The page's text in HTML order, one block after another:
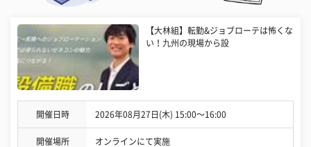
【大林組】転勤&ジョブローテは怖くな
い！九州の現場から設
開催日時 2026年08月27日(木) 15:00〜16:00
開催場所 オンラインにて実施